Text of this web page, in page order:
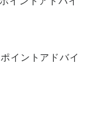
イントアドバイ